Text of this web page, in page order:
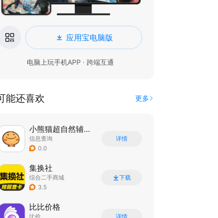
应用宝电脑版
电脑上玩手机APP · 跨端互通
能还喜欢 更多
小熊猫超自然辅助器
信息查询
0.0
详情
集换社
综合二手商城
3.5
下载
比比价格
比价 详情